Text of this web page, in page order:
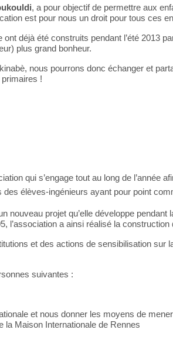
, a pour objectif de permettre aux
est pour nous un droit pour tous
déjà été construits pendant l’été
plus grand bonheur.
nous pourrons donc échanger et
!
qui s’engage tout au long de l’année
élèves-ingénieurs ayant pour point
nouveau projet qu’elle développe
l’association a ainsi réalisé la
et des actions de sensibilisation
suivantes :
et nous donner les moyens de
la Maison Internationale de Rennes